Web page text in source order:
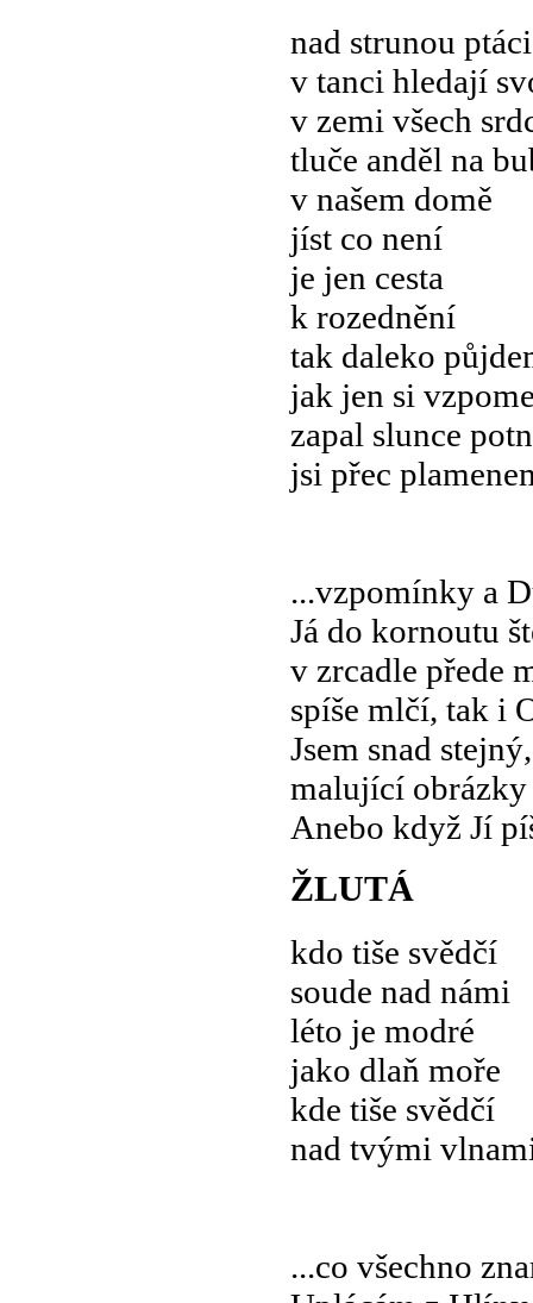
nad strunou ptáci
v tanci hledají
v zemi všech
tluče anděl na
v našem domě
jíst co není
je jen cesta
k rozednění
tak daleko
jak jen si
zapal slunce
jsi přec
...vzpomínky a
Já do kornoutu
v zrcadle přede
spíše mlčí, tak i
Jsem snad
malující obrázky
Anebo když Jí
ŽLUTÁ
kdo tiše svědčí
soude nad námi
léto je modré
jako dlaň moře
kde tiše svědčí
nad tvými
...co všechno